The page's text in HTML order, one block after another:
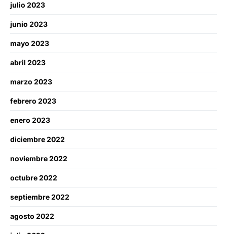
julio 2023
junio 2023
mayo 2023
abril 2023
marzo 2023
febrero 2023
enero 2023
diciembre 2022
noviembre 2022
octubre 2022
septiembre 2022
agosto 2022